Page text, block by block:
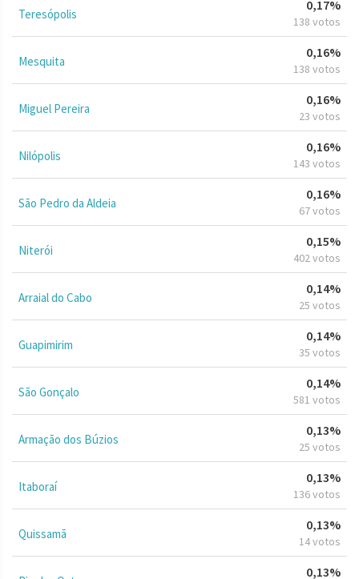
Teresópolis
0,17%
138 votos
Mesquita
0,16%
138 votos
Miguel Pereira
0,16%
23 votos
Nilópolis
0,16%
143 votos
São Pedro da Aldeia
0,16%
67 votos
Niterói
0,15%
402 votos
Arraial do Cabo
0,14%
25 votos
Guapimirim
0,14%
35 votos
São Gonçalo
0,14%
581 votos
Armação dos Búzios
0,13%
25 votos
Itaboraí
0,13%
136 votos
Quissamã
0,13%
14 votos
0,13%